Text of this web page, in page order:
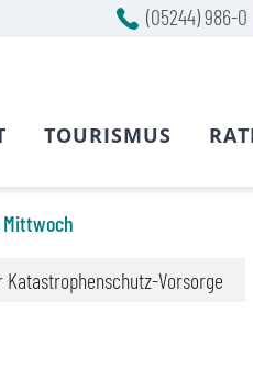
Vorsorge
(05244) 986-0
TOURISMUS